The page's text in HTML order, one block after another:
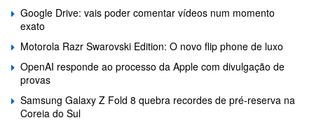
Google Drive: vais poder comentar vídeos num momento
exato
Motorola Razr Swarovski Edition: O novo flip phone de luxo
OpenAI responde ao processo da Apple com divulgação de
provas
Samsung Galaxy Z Fold 8 quebra recordes de pré-reserva na
Coreia do Sul